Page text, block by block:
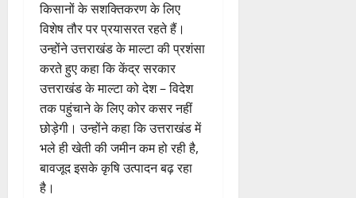
किसानों के सशक्तिकरण के लिए
विशेष तौर पर प्रयासरत रहते हैं।
उन्होंने उत्तराखंड के माल्टा की प्रशंसा
करते हुए कहा कि केंद्र सरकार
उत्तराखंड के माल्टा को देश – विदेश
तक पहुंचाने के लिए कोर कसर नहीं
छोड़ेगी। उन्होंने कहा कि उत्तराखंड में
भले ही खेती की जमीन कम हो रही है,
बावजूद इसके कृषि उत्पादन बढ़ रहा
है।